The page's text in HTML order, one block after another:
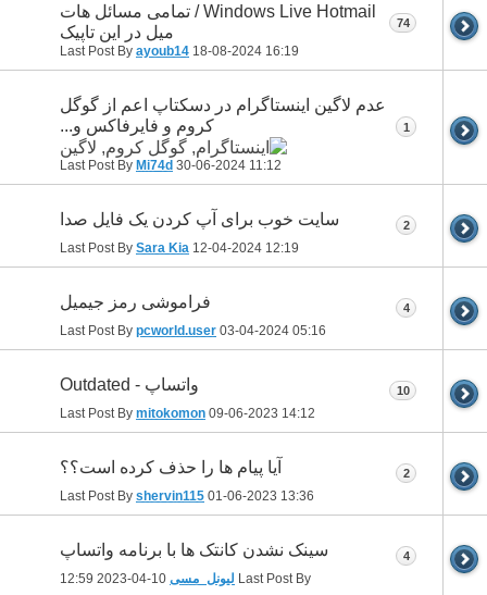
Windows Live Hotmail / تمامی مسائل هات
ميل در این تاپیک
Last Post By ayoub14 18-08-2024 16:19
74
عدم لاگین اینستاگرام در دسکتاپ اعم از گوگل
کروم و فایرفاکس و...
Last Post By Mi74d 30-06-2024 11:12
1
سایت خوب برای آپ کردن یک فایل صدا
Last Post By Sara Kia 12-04-2024 12:19
2
فراموشی رمز جیمیل
Last Post By pcworld.user 03-04-2024 05:16
4
واتساپ - Outdated
Last Post By mitokomon 09-06-2023 14:12
10
آیا پیام ها را حذف کرده است؟؟
Last Post By shervin115 01-06-2023 13:36
2
سینک نشدن کانتک ها با برنامه واتساپ
Last Post By لیونل_مسی 12:59
4